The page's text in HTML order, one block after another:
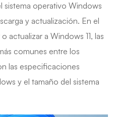
sistema operativo Windows
y actualización. En el
actualizar a Windows 11, las
comunes entre los
las especificaciones
y el tamaño del sistema